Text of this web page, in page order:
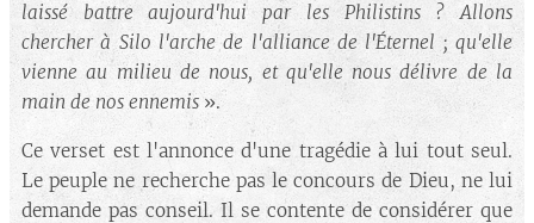
laissé battre aujourd'hui par les Philistins ? Allons
chercher à Silo l'arche de l'alliance de l'Éternel ; qu'elle
vienne au milieu de nous, et qu'elle nous délivre de la
main de nos ennemis ».
Ce verset est l'annonce d'une tragédie à lui tout seul.
Le peuple ne recherche pas le concours de Dieu, ne lui
demande pas conseil. Il se contente de considérer que